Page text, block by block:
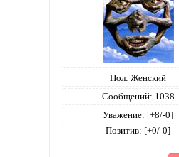
Пол: Женский
Сообщений: 1038
Уважение: [+8/-0]
Позитив: [+0/-0]